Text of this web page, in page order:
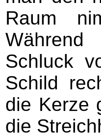
Raum
Schluck
Schild
die Kerze
die